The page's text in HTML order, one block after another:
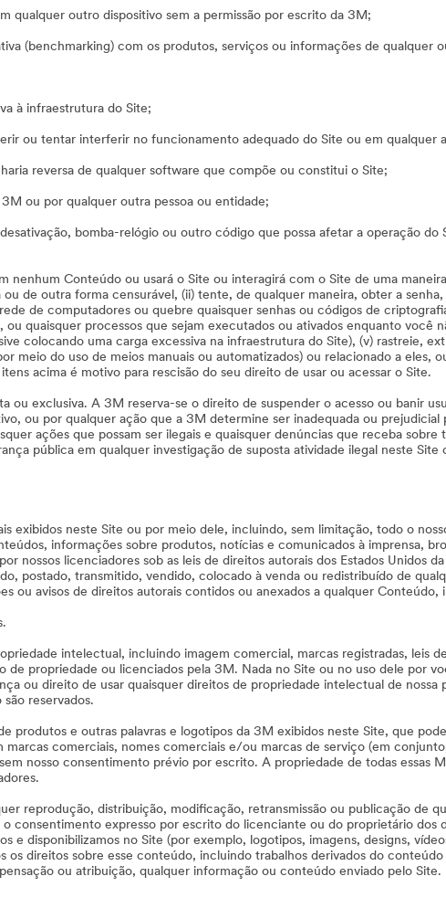
qualquer outro dispositivo sem a permissão por escrito da 3M;
(benchmarking) com os produtos, serviços ou informações de qualquer
à infraestrutura do Site;
ou tentar interferir no funcionamento adequado do Site ou em qualquer
reversa de qualquer software que compõe ou constitui o Site;
ou por qualquer outra pessoa ou entidade;
bomba-relógio ou outro código que possa afetar a operação do
Conteúdo ou usará o Site ou interagirá com o Site de uma
de outra forma censurável, (ii) tente, de qualquer maneira, obter a
de computadores ou quebre quaisquer senhas ou códigos de
quaisquer processos que sejam executados ou ativados enquanto você
colocando uma carga excessiva na infraestrutura do Site), (v) rastreie,
meio do uso de meios manuais ou automatizados) ou relacionado a eles,
acima é motivo para rescisão do seu direito de usar ou acessar o Site.
ou exclusiva. A 3M reserva-se o direito de suspender o acesso ou banir
ou por qualquer ação que a 3M determine ser inadequada ou
ações que possam ser ilegais e quaisquer denúncias que receba
pública em qualquer investigação de suposta atividade ilegal neste Site
exibidos neste Site ou por meio dele, incluindo, sem limitação, todo o
informações sobre produtos, notícias e comunicados à imprensa,
nossos licenciadores sob as leis de direitos autorais dos Estados Unidos
postado, transmitido, vendido, colocado à venda ou redistribuído de
ou avisos de direitos autorais contidos ou anexados a qualquer Conteúdo,
intelectual, incluindo imagem comercial, marcas registradas, leis
de propriedade ou licenciados pela 3M. Nada no Site ou no uso dele por
ou direito de usar quaisquer direitos de propriedade intelectual de
reservados.
produtos e outras palavras e logotipos da 3M exibidos neste Site, que
comerciais, nomes comerciais e/ou marcas de serviço (em
nosso consentimento prévio por escrito. A propriedade de todas essas
reprodução, distribuição, modificação, retransmissão ou publicação de
consentimento expresso por escrito do licenciante ou do proprietário dos
e disponibilizamos no Site (por exemplo, logotipos, imagens, designs,
direitos sobre esse conteúdo, incluindo trabalhos derivados do
ou atribuição, qualquer informação ou conteúdo enviado pelo Site.